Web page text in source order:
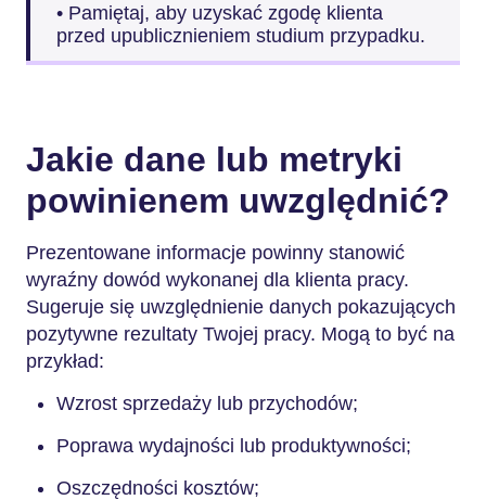
• Pamiętaj, aby uzyskać zgodę klienta
przed upublicznieniem studium przypadku.
Jakie dane lub metryki
powinienem uwzględnić?
Prezentowane informacje powinny stanowić
wyraźny dowód wykonanej dla klienta pracy.
Sugeruje się uwzględnienie danych pokazujących
pozytywne rezultaty Twojej pracy. Mogą to być na
przykład:
Wzrost sprzedaży lub przychodów;
Poprawa wydajności lub produktywności;
Oszczędności kosztów;